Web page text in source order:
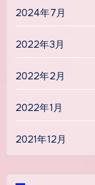
2024年7月
2022年3月
2022年2月
2022年1月
2021年12月